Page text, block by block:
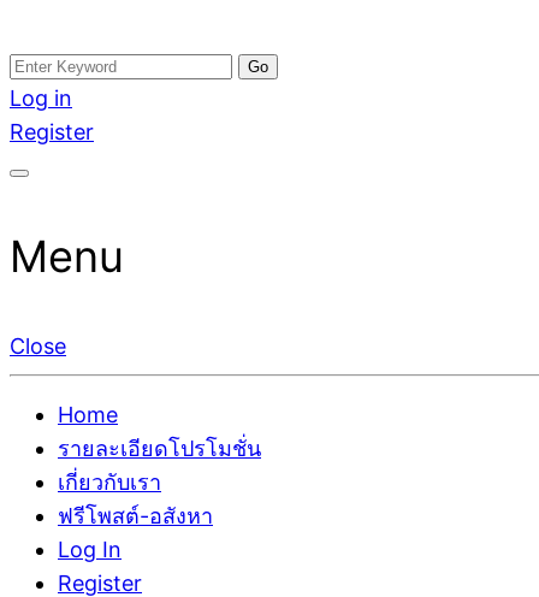
Skip
to
content
อสังหาโพสต์ รีวิวเยอะ รับจ้างโพสต์ขายบ้าน รับจ้างโพ
ติดGoogleหน้าแรกได้จริงๆ ใน 7 วัน
รับจ้างโพสอสังหา ขายบ้าน อสังหาโพสต์ เชื่อถือได้จริง
เดียว ที่กล้าการันตีผลงาน ประสบการณ์กว่า20ปี ทีมงาน
Search
for:
Log in
Register
Menu
Close
Home
รายละเอียดโปรโมชั่น
เกี่ยวกับเรา
ฟรีโพสต์-อสังหา
Log In
Register